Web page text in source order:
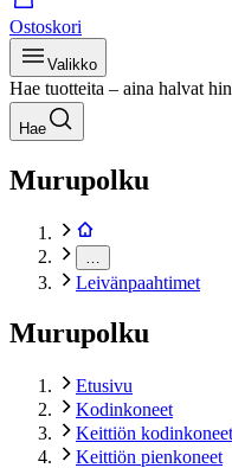
Ostoskori
Valikko
Hae tuotteita – aina halvat
Hae
Murupolku
Leivänpaahtimet
Murupolku
Etusivu
Kodinkoneet
Keittiön kodinkoneet
Keittiön pienkoneet